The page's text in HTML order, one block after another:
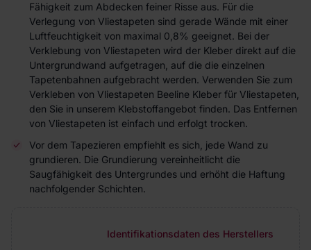
Fähigkeit zum Abdecken feiner Risse aus. Für die
Verlegung von Vliestapeten sind gerade Wände mit einer
Luftfeuchtigkeit von maximal 0,8% geeignet. Bei der
Verklebung von Vliestapeten wird der Kleber direkt auf die
Untergrundwand aufgetragen, auf die die einzelnen
Tapetenbahnen aufgebracht werden. Verwenden Sie zum
Verkleben von Vliestapeten Beeline Kleber für Vliestapeten,
den Sie in unserem Klebstoffangebot finden. Das Entfernen
von Vliestapeten ist einfach und erfolgt trocken.
Vor dem Tapezieren empfiehlt es sich, jede Wand zu
grundieren. Die Grundierung vereinheitlicht die
Saugfähigkeit des Untergrundes und erhöht die Haftung
nachfolgender Schichten.
Identifikationsdaten des Herstellers